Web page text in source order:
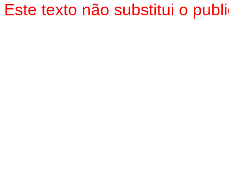
Este texto não substitui o